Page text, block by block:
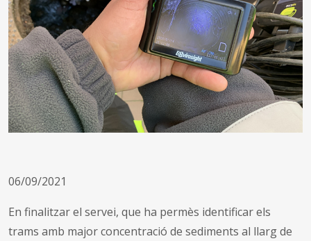
06/09/2021
En finalitzar el servei, que ha permès identificar els
trams amb major concentració de sediments al llarg de